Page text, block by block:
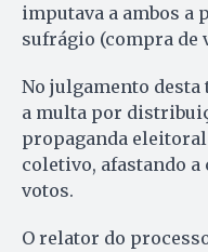
imputava a ambos a
sufrágio (compra de
No julgamento desta
a multa por
propaganda
coletivo, afastando
votos.
O relator do